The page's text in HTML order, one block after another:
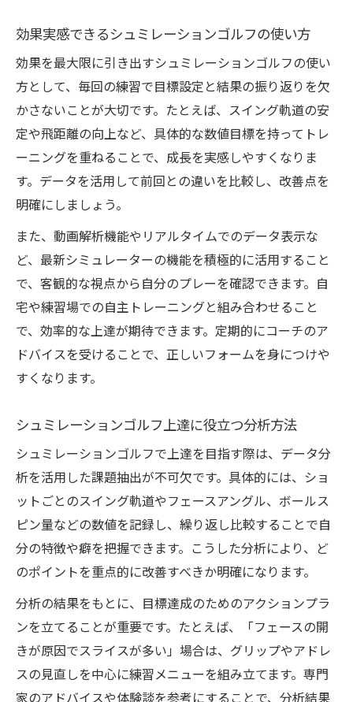
効果実感できるシュミレーションゴルフの使い方
効果を最大限に引き出すシュミレーションゴルフの使い
方として、毎回の練習で目標設定と結果の振り返りを欠
かさないことが大切です。たとえば、スイング軌道の安
定や飛距離の向上など、具体的な数値目標を持ってトレ
ーニングを重ねることで、成長を実感しやすくなりま
す。データを活用して前回との違いを比較し、改善点を
明確にしましょう。
また、動画解析機能やリアルタイムでのデータ表示な
ど、最新シミュレーターの機能を積極的に活用すること
で、客観的な視点から自分のプレーを確認できます。自
宅や練習場での自主トレーニングと組み合わせること
で、効率的な上達が期待できます。定期的にコーチのア
ドバイスを受けることで、正しいフォームを身につけや
すくなります。
シュミレーションゴルフ上達に役立つ分析方法
シュミレーションゴルフで上達を目指す際は、データ分
析を活用した課題抽出が不可欠です。具体的には、ショ
ットごとのスイング軌道やフェースアングル、ボールス
ピン量などの数値を記録し、繰り返し比較することで自
分の特徴や癖を把握できます。こうした分析により、ど
のポイントを重点的に改善すべきか明確になります。
分析の結果をもとに、目標達成のためのアクションプラ
ンを立てることが重要です。たとえば、「フェースの開
きが原因でスライスが多い」場合は、グリップやアドレ
スの見直しを中心に練習メニューを組み立てます。専門